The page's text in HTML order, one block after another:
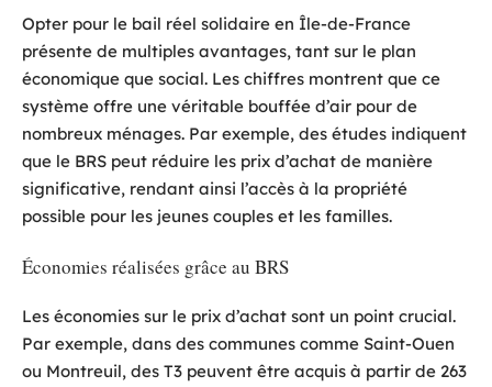
Opter pour le bail réel solidaire en Île-de-France
présente de multiples avantages, tant sur le plan
économique que social. Les chiffres montrent que ce
système offre une véritable bouffée d’air pour de
nombreux ménages. Par exemple, des études indiquent
que le BRS peut réduire les prix d’achat de manière
significative, rendant ainsi l’accès à la propriété
possible pour les jeunes couples et les familles.
Économies réalisées grâce au BRS
Les économies sur le prix d’achat sont un point crucial.
Par exemple, dans des communes comme Saint-Ouen
ou Montreuil, des T3 peuvent être acquis à partir de 263